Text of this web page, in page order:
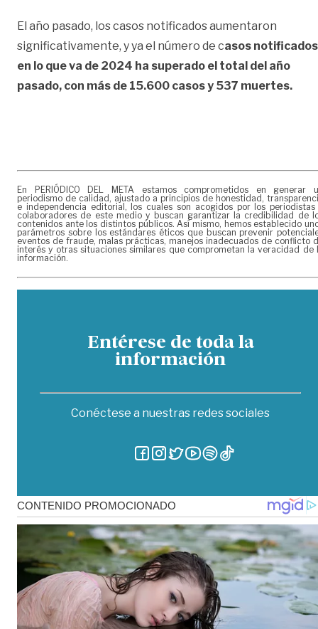
El año pasado, los casos notificados aumentaron
significativamente, y ya el número de casos notificados
en lo que va de 2024 ha superado el total del año
pasado, con más de 15.600 casos y 537 muertes.
En PERIÓDICO DEL META estamos comprometidos en generar
periodismo de calidad, ajustado a principios de honestidad,
e independencia editorial, los cuales son acogidos por los periodistas
colaboradores de este medio y buscan garantizar la credibilidad de
contenidos ante los distintos públicos. Así mismo, hemos establecido
parámetros sobre los estándares éticos que buscan prevenir
eventos de fraude, malas prácticas, manejos inadecuados de conflicto
interés y otras situaciones similares que comprometan la veracidad de
información.
Entérese de toda la
información
Conéctese a nuestras redes sociales